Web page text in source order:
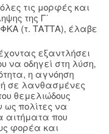
τις μορφές και
της Γ΄
(τ. ΤΑΤΤΑ), έλαβε
εξαντλήσει
να οδηγεί στη λύση,
η αγνόηση
σε λανθασμένες
θεμελιώδους
πολίτες να
αιτήματα που
φορέα και